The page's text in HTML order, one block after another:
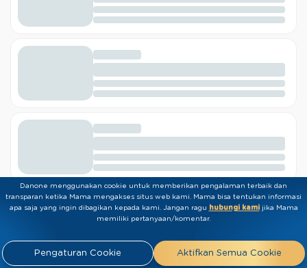
Keuntungan Daftar Nutriclub
Danone menggunakan cookie untuk memberikan pengalaman terbaik dan
transparan ketika Mama mengakses situs web kami. Mama bisa tentukan informasi
apa saja yang ingin dibagikan kepada kami.​ ​Jangan ragu hubungi kamijika Mama
memiliki pertanyaan/komentar.
Pengaturan Cookie Aktifkan Semua Cookie